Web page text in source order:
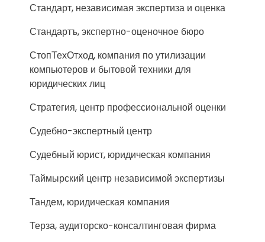
Стандарт, независимая экспертиза и оценка
Стандартъ, экспертно-оценочное бюро
СтопТехОтход, компания по утилизации
компьютеров и бытовой техники для
юридических лиц
Стратегия, центр профессиональной оценки
Судебно-экспертный центр
Судебный юрист, юридическая компания
Таймырский центр независимой экспертизы
Тандем, юридическая компания
Терза, аудиторско-консалтинговая фирма